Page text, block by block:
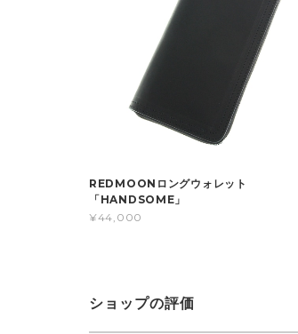
REDMOONロングウォレット
「HANDSOME」
¥44,000
ショップの評価